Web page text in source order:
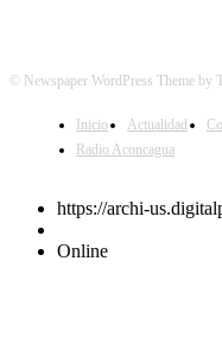
© Newspaper WordPress Theme by
Inicio Actualidad
Radio Aconcagua
https://archi-
Online